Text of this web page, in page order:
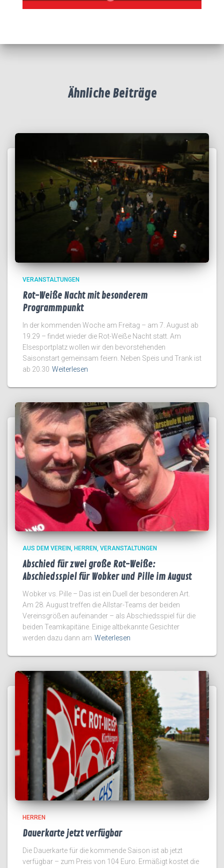
Ähnliche Beiträge
VERANSTALTUNGEN
Rot-Weiße Nacht mit besonderem
Programmpunkt
In der kommenden Woche am Freitag – am 7. August ab
19.29 – findet wieder die Rot-Weiße Nacht statt. Am
Elsesportplatz wollen wir den bevorstehenden
Saisonstart gemeinsam feiern. Neben Speis und Trank ist
ab 20.30 Weiterlesen
AUS DEM VEREIN HERREN VERANSTALTUNGEN
Abschied für zwei große Rot-Weiße:
Abschiedsspiel für Wobker und Pille im August
Wobker vs. Pille – Das ist ein Duell der besonderen Art.
Am 28. August treffen die Allstar-Teams der beiden
Vereinsgrößen aufeinander – als Abschiedsspiel für die
beiden Teamkapitäne. Einige altbekannte Gesichter
werden dazu dann am Weiterlesen
HERREN
Dauerkarte jetzt verfügbar
Die Dauerkarte für die kommende Saison ist ab jetzt
verfügbar – zum Preis von 104 Euro. Ermäßigt kostet die